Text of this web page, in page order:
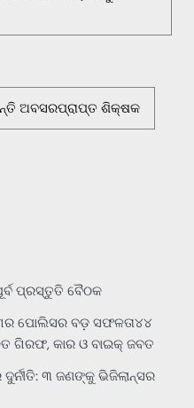
ଅବସରପ୍ରାପ୍ତ ଶିକ୍ଷକ
ପ୍ରସ୍ତୁତି ବୈଠକ
ପୋଲିସର ବଡ଼ ସଫଳତା୪୪
ଗିରଫ, କାର ଓ ବାଇକ୍ ଜବତ
୩ ଜଣଙ୍କୁ ଭିଜିଲାନ୍ସର